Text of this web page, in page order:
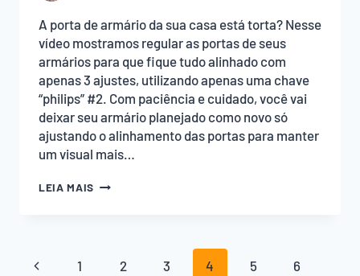
A porta de armário da sua casa está torta? Nesse
vídeo mostramos regular as portas de seus
armários para que fique tudo alinhado com
apenas 3 ajustes, utilizando apenas uma chave
“philips” #2. Com paciência e cuidado, você vai
deixar seu armário planejado como novo só
ajustando o alinhamento das portas para manter
um visual mais…
LEIA MAIS COMO
ARMÁRIO
Navegação
Página
1 2 3 4 5 6